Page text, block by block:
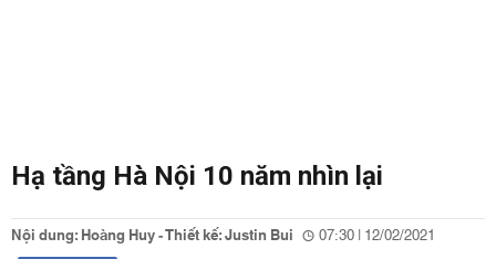
Hạ tầng Hà Nội 10 năm nhìn lại
Nội dung: Hoàng Huy - Thiết kế: Justin Bui 07:30 | 12/02/2021